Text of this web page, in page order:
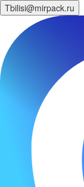
Tbilisi@mirpack.ru